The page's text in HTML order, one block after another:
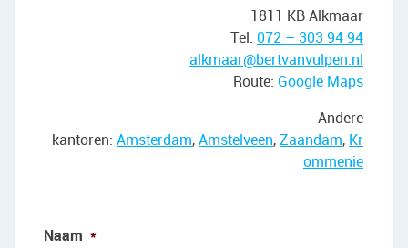
1811 KB Alkmaar
Tel. 072 – 303 94 94
alkmaar@bertvanvulpen.nl
Route: Google Maps
Andere
kantoren: Amsterdam,Amstelveen,Zaandam, Kr
ommenie
Naam *